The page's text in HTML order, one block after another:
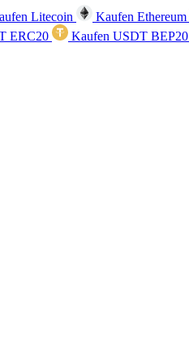
Litecoin Kaufen Ethereum
ERC20 Kaufen USDT BEP20